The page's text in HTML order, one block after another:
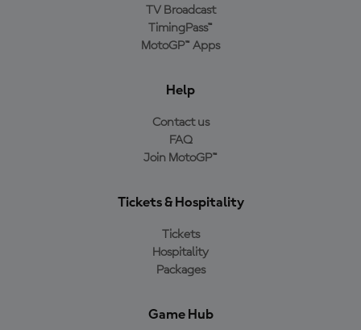
TV Broadcast
TimingPass™
MotoGP™ Apps
Help
Contact us
FAQ
Join MotoGP™
Tickets & Hospitality
Tickets
Hospitality
Packages
Game Hub